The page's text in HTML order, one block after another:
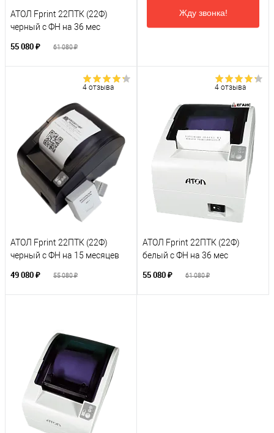
АТОЛ Fprint 22ПТК (22Ф)
черный с ФН на 36 мес
55 080 ₽ 61 080 ₽
Жду звонка!
4 отзыва
АТОЛ Fprint 22ПТК (22Ф)
черный с ФН на 15 месяцев
49 080 ₽ 55 080 ₽
4 отзыва
АТОЛ Fprint 22ПТК (22Ф)
белый с ФН на 36 мес
55 080 ₽ 61 080 ₽